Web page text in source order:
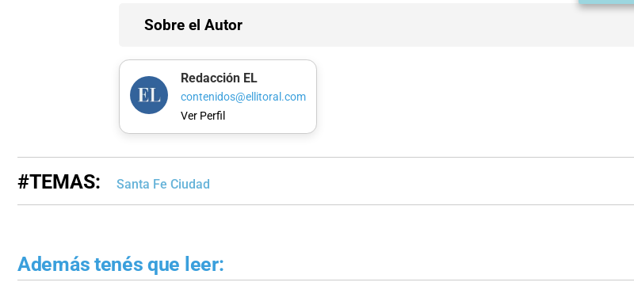
Sobre el Autor
Redacción EL
contenidos@ellitoral.com
Ver Perfil
#TEMAS: Santa Fe Ciudad
Además tenés que leer: